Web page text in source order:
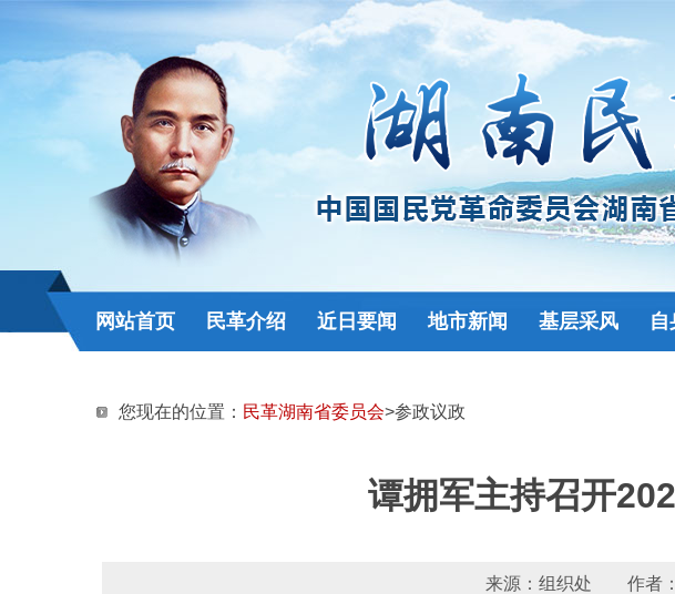
网站首页 民革介绍 近日要闻 地市新闻 基层采风 自
您现在的位置： 民革湖南省委员会>参政议政
谭拥军主持召开
来源：组织处 作者